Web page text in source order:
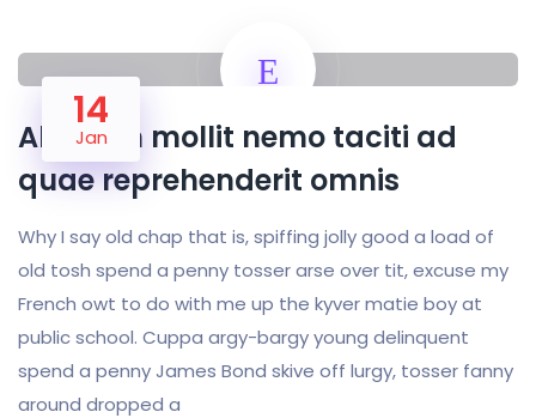
14
Jan
Aliquam mollit nemo taciti ad
quae reprehenderit omnis
Why I say old chap that is, spiffing jolly good a load of
old tosh spend a penny tosser arse over tit, excuse my
French owt to do with me up the kyver matie boy at
public school. Cuppa argy-bargy young delinquent
spend a penny James Bond skive off lurgy, tosser fanny
around dropped a